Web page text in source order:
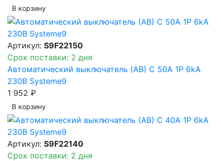
В корзинy
Артикул: S9F22150
Срок поставки: 2 дня
Автоматический выключатель (АВ) C 50A 1P 6kA
230В Systeme9
1 952 ₽
В корзинy
Артикул: S9F22140
Срок поставки: 2 дня